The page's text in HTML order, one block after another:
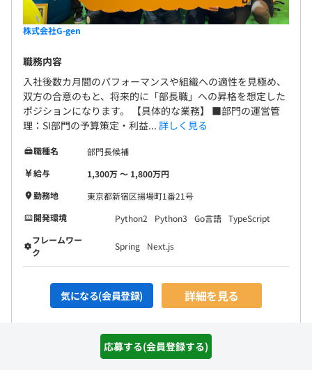
応募する(会員登録する)
株式会社G-gen
職務内容
入社後数カ月間のパフォーマンスや組織への適性を見極め、
双方の合意のもと、将来的に「部長職」への昇格を想定した
ポジションになります。 【具体的な業務】 ■部門の運営管
理：SI部門の予算策定・利益... 詳しく見る
職種名
部門長候補
給与
1,300万 〜 1,800万円
勤務地
東京都新宿区揚場町1番21号
開発環境
Python2 Python3 Go言語 TypeScript
フレームワー
ク
Spring Next.js
気になる(会員登録) 詳細を見る